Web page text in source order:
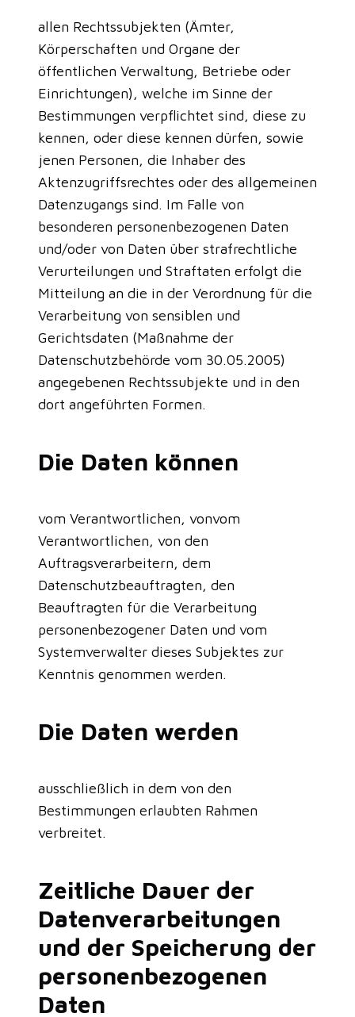
allen Rechtssubjekten (Ämter,
Körperschaften und Organe der
öffentlichen Verwaltung, Betriebe oder
Einrichtungen), welche im Sinne der
Bestimmungen verpflichtet sind, diese zu
kennen, oder diese kennen dürfen, sowie
jenen Personen, die Inhaber des
Aktenzugriffsrechtes oder des allgemeinen
Datenzugangs sind. Im Falle von
besonderen personenbezogenen Daten
und/oder von Daten über strafrechtliche
Verurteilungen und Straftaten erfolgt die
Mitteilung an die in der Verordnung für die
Verarbeitung von sensiblen und
Gerichtsdaten (Maßnahme der
Datenschutzbehörde vom 30.05.2005)
angegebenen Rechtssubjekte und in den
dort angeführten Formen.
Die Daten können
vom Verantwortlichen, vonvom
Verantwortlichen, von den
Auftragsverarbeitern, dem
Datenschutzbeauftragten, den
Beauftragten für die Verarbeitung
personenbezogener Daten und vom
Systemverwalter dieses Subjektes zur
Kenntnis genommen werden.
Die Daten werden
ausschließlich in dem von den
Bestimmungen erlaubten Rahmen
verbreitet.
Zeitliche Dauer der
Datenverarbeitungen
und der Speicherung der
personenbezogenen
Daten